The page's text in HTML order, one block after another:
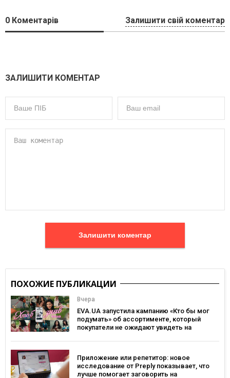
0 Коментарів Залишити свій коментар
ЗАЛИШИТИ КОМЕНТАР
Залишити коментар
ПОХОЖИЕ ПУБЛИКАЦИИ
Вчера
EVA.UA запустила кампанию «Кто бы мог
подумать» об ассортименте, который
покупатели не ожидают увидеть на
Приложение или репетитор: новое
исследование от Preply показывает, что
лучше помогает заговорить на